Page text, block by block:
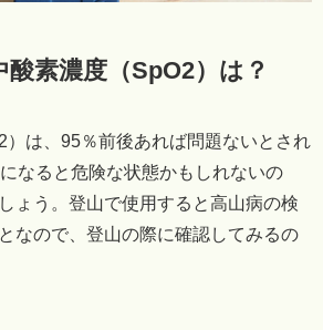
酸素濃度（SpO2）は？
）は、95％前後あれば問題ないとされ
なると危険な状態かもしれないの
ょう。登山で使用すると高山病の検
なので、登山の際に確認してみるの